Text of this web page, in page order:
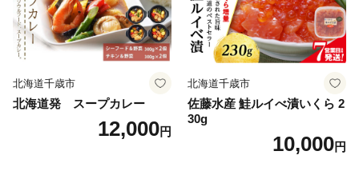
北海道千歳市
北海道発 スープカレー
12,000円
北海道千歳市
佐藤水産 鮭ルイべ漬いくら 2
30g
10,000円